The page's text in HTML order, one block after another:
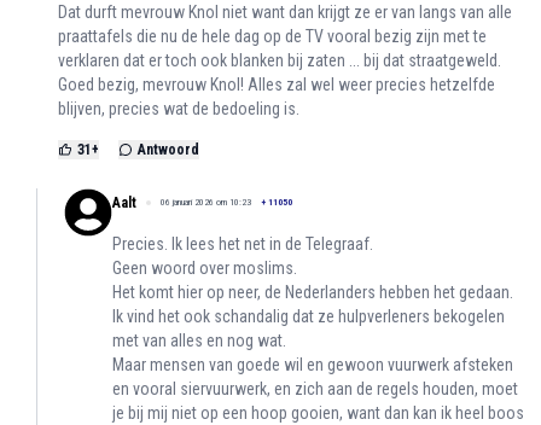
Dat durft mevrouw Knol niet want dan krijgt ze er van langs van alle
praattafels die nu de hele dag op de TV vooral bezig zijn met te
verklaren dat er toch ook blanken bij zaten ... bij dat straatgeweld.
Goed bezig, mevrouw Knol! Alles zal wel weer precies hetzelfde
blijven, precies wat de bedoeling is.
31+ Antwoord
Aalt 06 januari 2026 om 10:23 + 11050
Precies. Ik lees het net in de Telegraaf.
Geen woord over moslims.
Het komt hier op neer, de Nederlanders hebben het gedaan.
Ik vind het ook schandalig dat ze hulpverleners bekogelen
met van alles en nog wat.
Maar mensen van goede wil en gewoon vuurwerk afsteken
en vooral siervuurwerk, en zich aan de regels houden, moet
je bij mij niet op een hoop gooien, want dan kan ik heel boos